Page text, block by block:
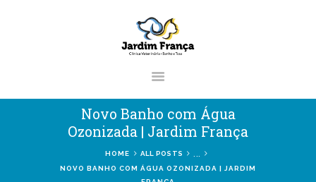
Novo Banho com Água
Ozonizada | Jardim França
HOME ALL POSTS
NOVO BANHO COM ÁGUA OZONIZADA | JARDIM
CLÍNICA VETERINÁRIA JARDIM
FRANÇA | ZONA NORTE DE SÃO
PAULO
São Paulo